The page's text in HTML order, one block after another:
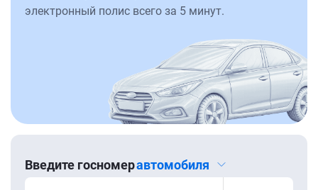
электронный полис всего за 5 минут.
Введите госномеравтомобиля